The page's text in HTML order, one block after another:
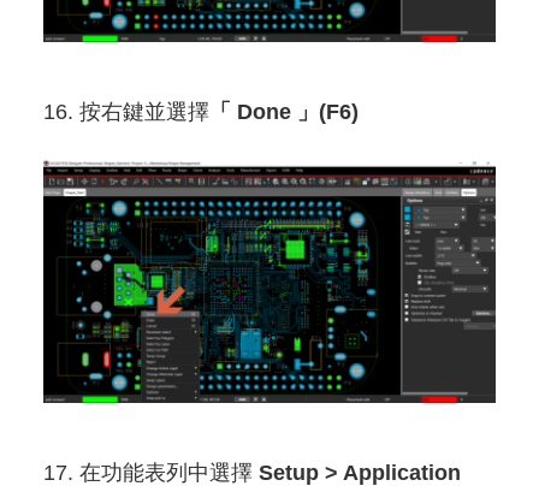
16. 按右鍵並選擇「 Done 」(F6)
17. 在功能表列中選擇 Setup > Application